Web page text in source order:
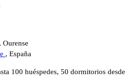
, España
100 huéspedes, 50 dormitorios desde